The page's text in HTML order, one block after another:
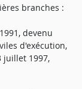
branches :
devenu
d'exécution,
juillet 1997,